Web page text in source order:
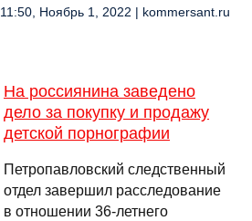
11:50, Ноябрь 1, 2022 | kommersant.ru
На россиянина заведено
дело за покупку и продажу
детской порнографии
Петропавловский следственный
отдел завершил расследование
в отношении 36-летнего